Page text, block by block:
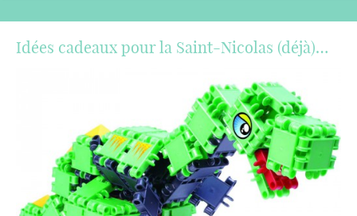
Idées cadeaux pour la Saint-Nicolas (déjà)…